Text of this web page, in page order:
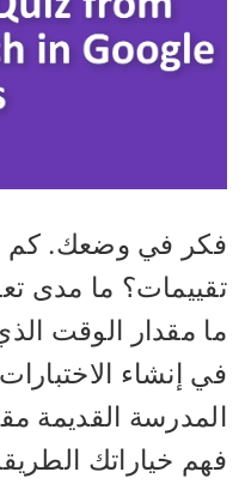
في وضعك. كم مرة
ما مدى
مقدار الوقت الذي
إنشاء
القديمة
خياراتك الطريقة